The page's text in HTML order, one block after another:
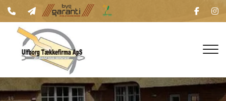
Gå
hovedindhold